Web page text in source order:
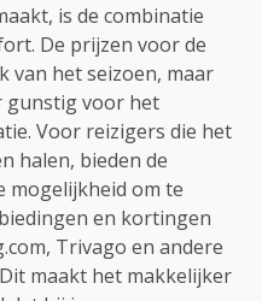
is de combinatie
De prijzen voor de
van het seizoen, maar
gunstig voor het
Voor reizigers die het
halen, bieden de
mogelijkheid om te
en kortingen
Trivago en andere
maakt het makkelijker